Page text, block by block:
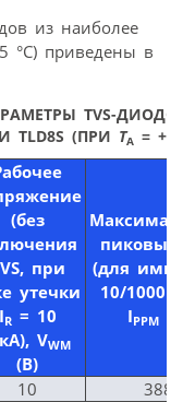
из наиболее
°C) приведены в
TVS-
(ПРИ TA =
(без
, при
утечки
IR= 10
VWM
(В)
пиковый
(для
10/1000
IPPM
10
388